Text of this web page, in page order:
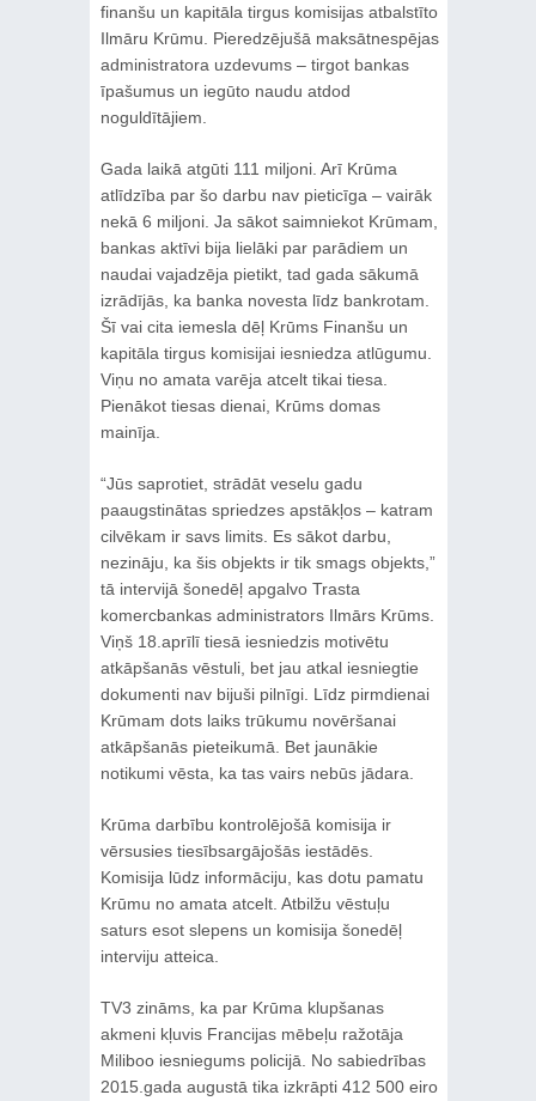
finanšu un kapitāla tirgus komisijas atbalstīto
Ilmāru Krūmu. Pieredzējušā maksātnespējas
administratora uzdevums – tirgot bankas
īpašumus un iegūto naudu atdod
noguldītājiem.
Gada laikā atgūti 111 miljoni. Arī Krūma
atlīdzība par šo darbu nav pieticīga – vairāk
nekā 6 miljoni. Ja sākot saimniekot Krūmam,
bankas aktīvi bija lielāki par parādiem un
naudai vajadzēja pietikt, tad gada sākumā
izrādījās, ka banka novesta līdz bankrotam.
Šī vai cita iemesla dēļ Krūms Finanšu un
kapitāla tirgus komisijai iesniedza atlūgumu.
Viņu no amata varēja atcelt tikai tiesa.
Pienākot tiesas dienai, Krūms domas
mainīja.
“Jūs saprotiet, strādāt veselu gadu
paaugstinātas spriedzes apstākļos – katram
cilvēkam ir savs limits. Es sākot darbu,
nezināju, ka šis objekts ir tik smags objekts,”
tā intervijā šonedēļ apgalvo Trasta
komercbankas administrators Ilmārs Krūms.
Viņš 18.aprīlī tiesā iesniedzis motivētu
atkāpšanās vēstuli, bet jau atkal iesniegtie
dokumenti nav bijuši pilnīgi. Līdz pirmdienai
Krūmam dots laiks trūkumu novēršanai
atkāpšanās pieteikumā. Bet jaunākie
notikumi vēsta, ka tas vairs nebūs jādara.
Krūma darbību kontrolējošā komisija ir
vērsusies tiesībsargājošās iestādēs.
Komisija lūdz informāciju, kas dotu pamatu
Krūmu no amata atcelt. Atbilžu vēstuļu
saturs esot slepens un komisija šonedēļ
interviju atteica.
TV3 zināms, ka par Krūma klupšanas
akmeni kļuvis Francijas mēbeļu ražotāja
Miliboo iesniegums policijā. No sabiedrības
2015.gada augustā tika izkrāpti 412 500 eiro